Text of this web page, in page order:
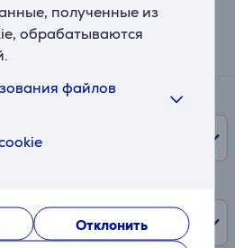
полученные из
обрабатываются
файлов
Отклонить
ежемесячного платежа
€